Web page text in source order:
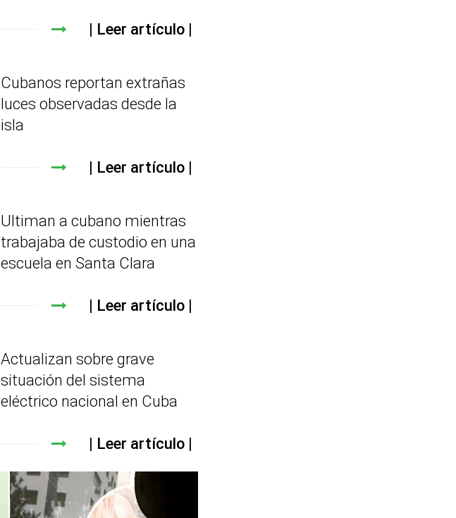
Leer artículo
Cubanos reportan extrañas
luces observadas desde la
isla
Leer artículo
Ultiman a cubano mientras
trabajaba de custodio en una
escuela en Santa Clara
Leer artículo
Actualizan sobre grave
situación del sistema
eléctrico nacional en Cuba
Leer artículo